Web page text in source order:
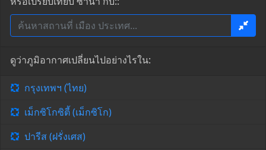
ดูว่าภูมิอากาศเปลี่ยนไปอย่างไรใน:
กรุงเทพฯ (ไทย)
เม็กซิโกซิตี้ (เม็กซิโก)
ปารีส (ฝรั่งเศส)